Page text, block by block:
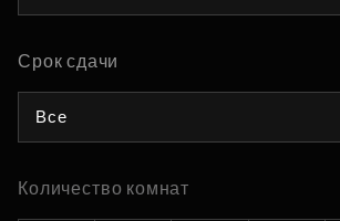
Срок сдачи
Все
Количество комнат